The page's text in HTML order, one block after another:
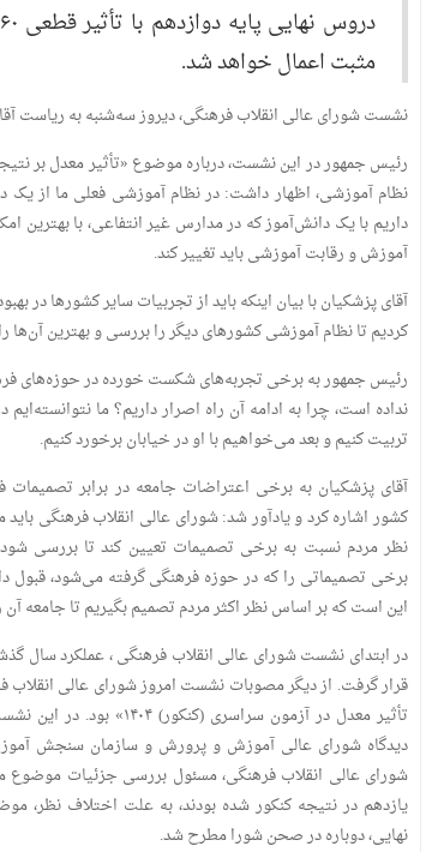
مثبت اعمال خواهد شد.
نشست شورای‌ عالی انقلاب فرهنگی، دیروز سه‌شنبه به ریاست
رئیس جمهور در این نشست، درباره موضوع «تأثیر معدل بر
نظام آموزشی، اظهار داشت: در نظام آموزشی فعلی ما از یک
داریم با یک دانش‌آموز که در مدارس غیر انتفاعی، با بهترین
آموزش و رقابت آموزشی باید تغییر کند.
آقای پزشکیان با بیان اینکه باید از تجربیات سایر کشور‌ها در
کردیم تا نظام آموزشی کشور‌های دیگر را بررسی و بهترین آن‌ها
رئیس جمهور به برخی تجربه‌های شکست خورده در حوزه‌های
نداده است، چرا به ادامه آن راه اصرار داریم؟ ما
تربیت کنیم و بعد می‌خواهیم با او در خیابان برخورد کنیم.
آقای پزشکیان به برخی اعتراضات جامعه در برابر تصمیمات
کشور اشاره کرد و یادآور شد: شورای‌ عالی انقلاب فرهنگی
نظر مردم نسبت به برخی تصمیمات تعیین کند تا بررسی شود
برخی تصمیماتی را که در حوزه فرهنگی گرفته می‌شود، قبول
این است که بر اساس نظر اکثر مردم تصمیم بگیریم تا جامعه آن
در ابتدای نشست شورای‌ عالی انقلاب فرهنگی ، عملکرد سال
قرار گرفت. از دیگر مصوبات نشست امروز شورای‌ عالی انقلاب
تأثیر معدل در آزمون سراسری
دیدگاه شورای‌ عالی آموزش و پرورش و سازمان سنجش
شورای‌ عالی انقلاب فرهنگی، مسئول بررسی جزئیات موضوع
یازدهم در نتیجه کنکور شده بودند، به علت اختلاف‌ نظر،
نهایی، دوباره در صحن شورا مطرح شد.